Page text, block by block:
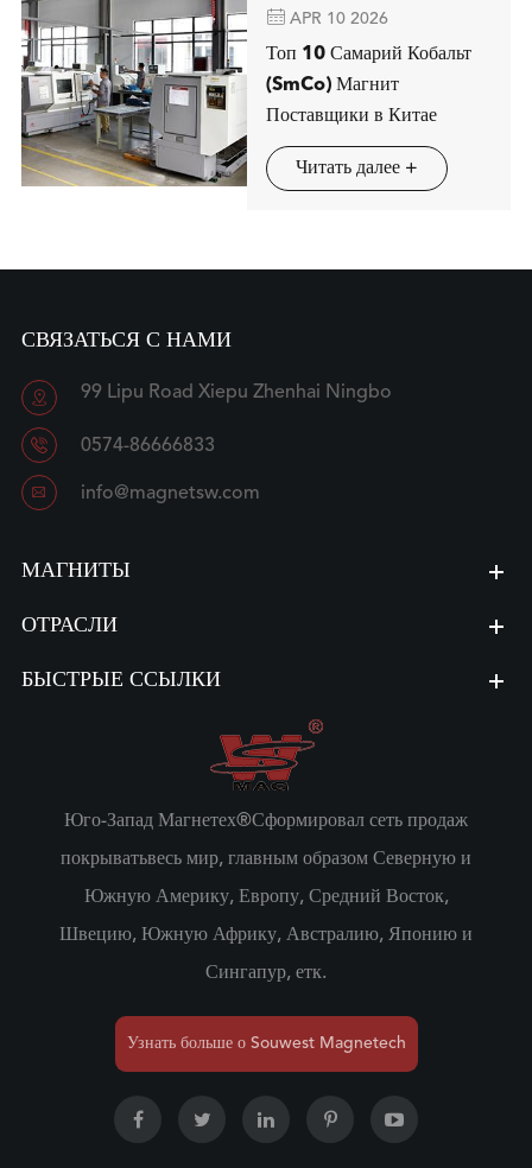
 APR 10 2026
Топ 10 Самарий Кобальт
(SmCo) Магнит
Поставщики в Китае
Читать далее +
СВЯЗАТЬСЯ С НАМИ
 99 Lipu Road Xiepu Zhenhai Ningbo
 0574-86666833
 info@magnetsw.com
МАГНИТЫ
ОТРАСЛИ
БЫСТРЫЕ ССЫЛКИ
Юго-Запад Магнетех®Сформировал сеть продаж
покрыватьвесь мир, главным образом Северную и
Южную Америку, Европу, Средний Восток,
Швецию, Южную Африку, Австралию, Японию и
Сингапур, етк.
Узнать больше о Souwest Magnetech